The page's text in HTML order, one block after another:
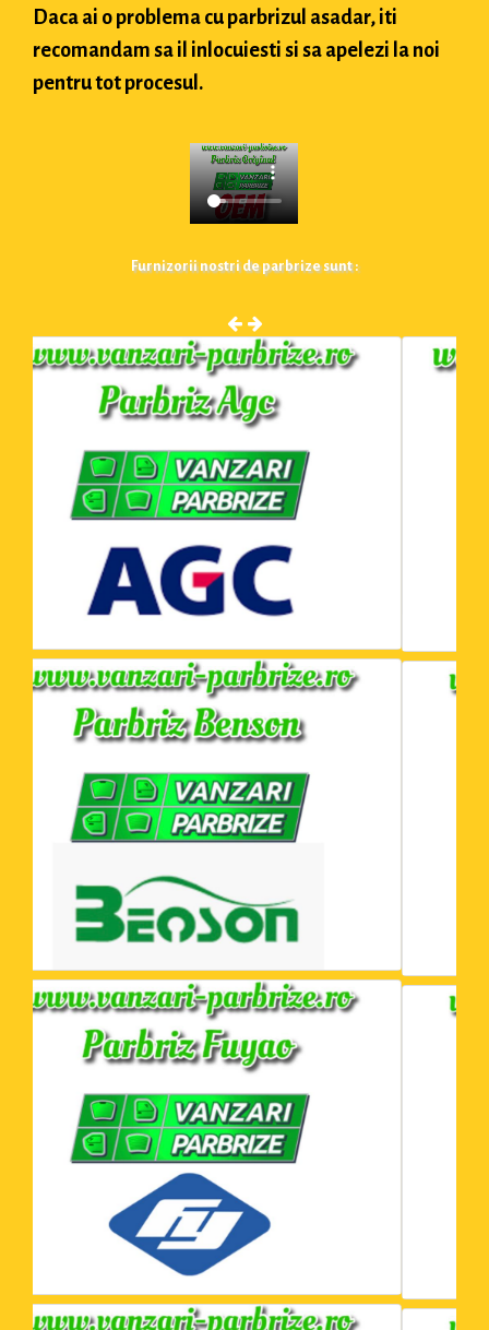
Daca ai o problema cu parbrizul asadar, iti
recomandam sa il inlocuiesti si sa apelezi la noi
pentru tot procesul.
Furnizorii nostri de parbrize sunt :